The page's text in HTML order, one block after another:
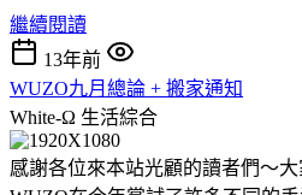
繼續閱讀
13年前
WUZO九月總論 + 搬家通知
White-Ω 生活綜合
感謝各位來本站光顧的讀者們～